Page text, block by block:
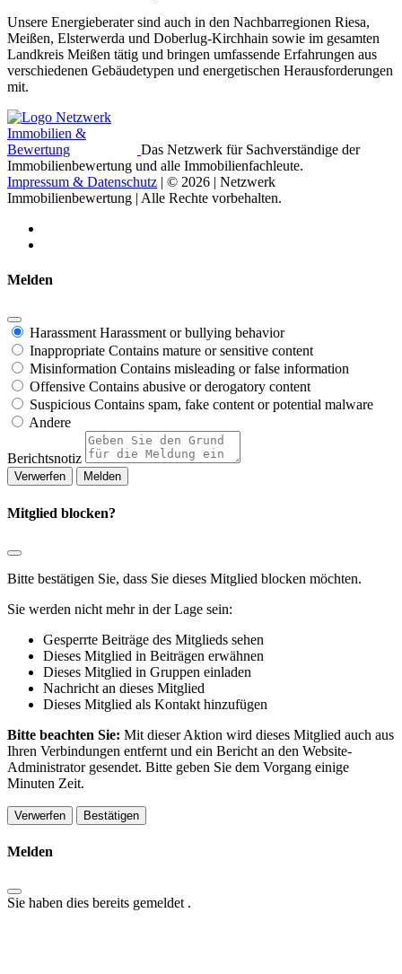
Unsere Energieberater sind auch in den Nachbarregionen Riesa,
Meißen, Elsterwerda und Doberlug-Kirchhain sowie im gesamten
Landkreis Meißen tätig und bringen umfassende Erfahrungen aus
verschiedenen Gebäudetypen und energetischen Herausforderungen
mit.
Das Netzwerk für Sachverständige der
Immobilienbewertung und alle Immobilienfachleute.
Impressum & Datenschutz | © 2026 | Netzwerk
Immobilienbewertung | Alle Rechte vorbehalten.
Melden
Harassment Harassment or bullying behavior
Inappropriate Contains mature or sensitive content
Misinformation Contains misleading or false information
Offensive Contains abusive or derogatory content
Suspicious Contains spam, fake content or potential malware
Andere
Berichtsnotiz
Melden
Mitglied blocken?
Bitte bestätigen Sie, dass Sie dieses Mitglied blocken möchten.
Sie werden nicht mehr in der Lage sein:
Gesperrte Beiträge des Mitglieds sehen
Dieses Mitglied in Beiträgen erwähnen
Dieses Mitglied in Gruppen einladen
Nachricht an dieses Mitglied
Dieses Mitglied als Kontakt hinzufügen
Bitte beachten Sie: Mit dieser Aktion wird dieses Mitglied auch aus
Ihren Verbindungen entfernt und ein Bericht an den Website-
Administrator gesendet. Bitte geben Sie dem Vorgang einige
Minuten Zeit.
Bestätigen
Melden
Sie haben dies bereits gemeldet .